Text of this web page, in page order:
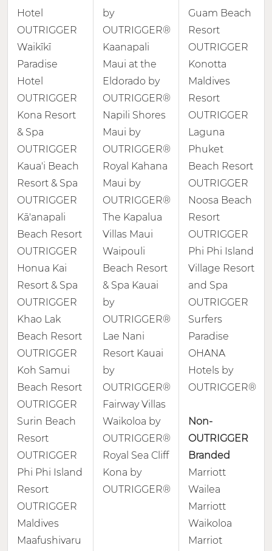
Hotel
OUTRIGGER
Waikīkī
Paradise
Hotel
OUTRIGGER
Kona Resort
& Spa
OUTRIGGER
Kaua'i Beach
Resort & Spa
OUTRIGGER
Kā'anapali
Beach Resort
OUTRIGGER
Honua Kai
Resort & Spa
OUTRIGGER
Khao Lak
Beach Resort
OUTRIGGER
Koh Samui
Beach Resort
OUTRIGGER
Surin Beach
Resort
OUTRIGGER
Phi Phi Island
Resort
OUTRIGGER
Maldives
Maafushivaru
by
OUTRIGGER®
Kaanapali
Maui at the
Eldorado by
OUTRIGGER®
Napili Shores
Maui by
OUTRIGGER®
Royal Kahana
Maui by
OUTRIGGER®
The Kapalua
Villas Maui
Waipouli
Beach Resort
& Spa Kauai
by
OUTRIGGER®
Lae Nani
Resort Kauai
by
OUTRIGGER®
Fairway Villas
Waikoloa by
OUTRIGGER®
Royal Sea Cliff
Kona by
OUTRIGGER®
Guam Beach
Resort
OUTRIGGER
Konotta
Maldives
Resort
OUTRIGGER
Laguna
Phuket
Beach Resort
OUTRIGGER
Noosa Beach
Resort
OUTRIGGER
Phi Phi Island
Village Resort
and Spa
OUTRIGGER
Surfers
Paradise
OHANA
Hotels by
OUTRIGGER®
Non-
OUTRIGGER
Branded
Marriott
Wailea
Marriott
Waikoloa
Marriot